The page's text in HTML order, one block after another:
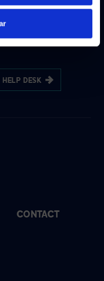
HELP?
HELP DESK
CONTACT